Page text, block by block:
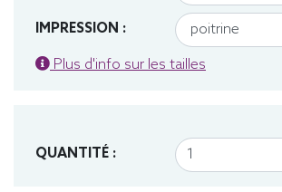
IMPRESSION :
Plus d'info sur les tailles
QUANTITÉ :